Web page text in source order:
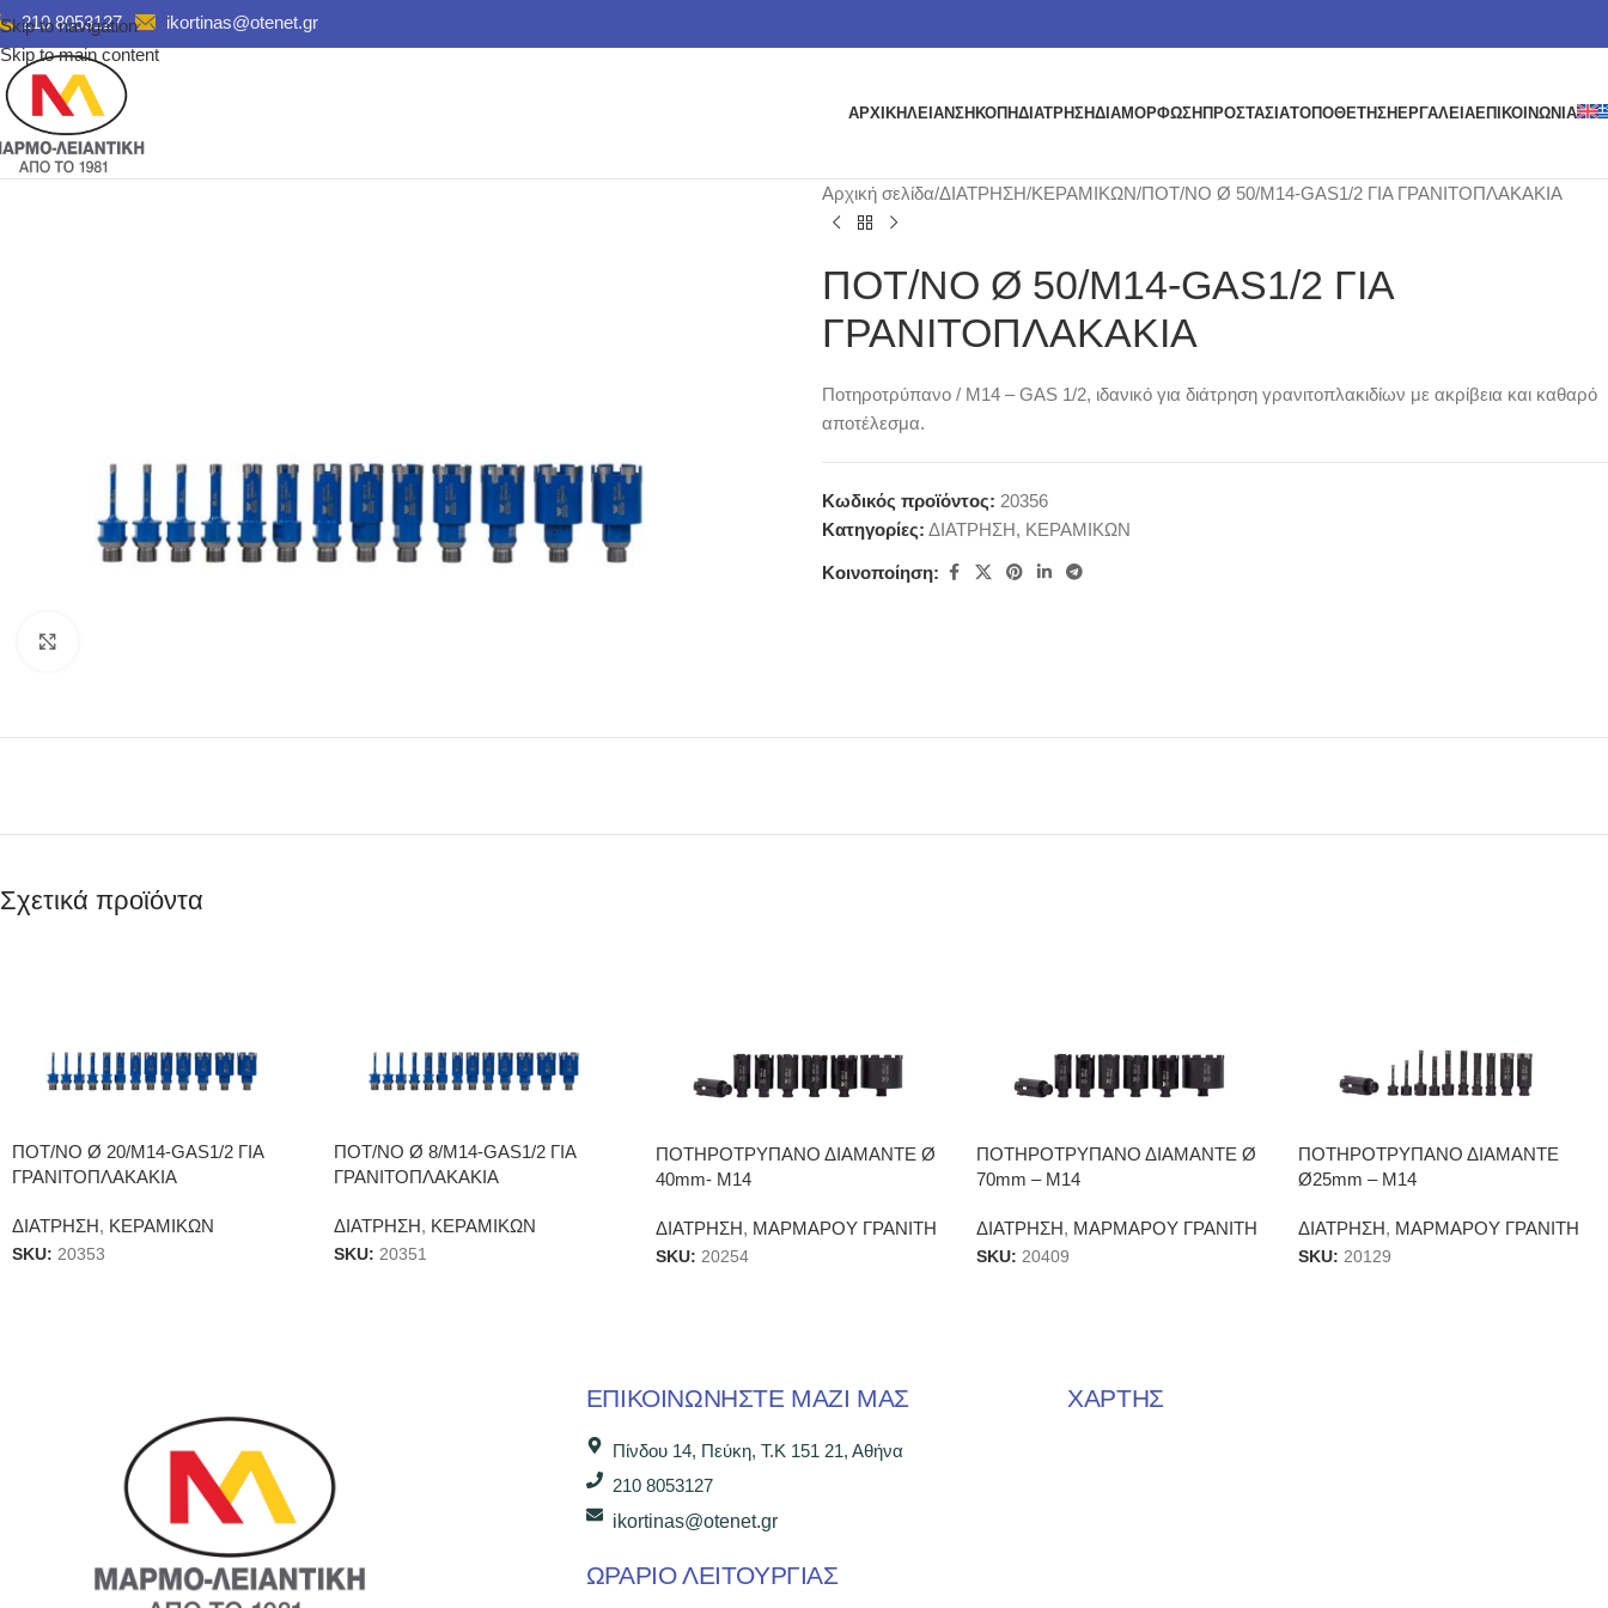
Skip to navigation
Skip to main content
210 8053127 ikortinas@otenet.gr
ΑΡΧΙΚΗΛΕΙΑΝΣΗ ΚΟΠΗΔΙΑΤΡΗΣΗΔΙΑΜΟΡΦΩΣΗ ΠΡΟΣΤΑΣΙΑΤΟΠΟΘΕΤΗΣΗ ΕΡΓΑΛΕΙΑΕΠΙΚΟΙΝΩΝΙΑ
Αρχική σελίδα ΔΙΑΤΡΗΣΗ ΚΕΡΑΜΙΚΩΝ ΠΟΤ/ΝΟ Ø 50/Μ14-GAS1/2 ΓΙΑ ΓΡΑΝΙΤΟΠΛΑΚΑΚΙΑ
ΠΟΤ/ΝΟ Ø 50/Μ14-GAS1/2 ΓΙΑ
ΓΡΑΝΙΤΟΠΛΑΚΑΚΙΑ
Ποτηροτρύπανο / M14 – GAS 1/2, ιδανικό για διάτρηση γρανιτοπλακιδίων με ακρίβεια και καθαρό
αποτέλεσμα.
Κωδικός προϊόντος: 20356
Κατηγορίες: ΔΙΑΤΡΗΣΗ, ΚΕΡΑΜΙΚΩΝ
Κοινοποίηση:
Σχετικά προϊόντα
ΠΟΤ/ΝΟ Ø 20/Μ14-GAS1/2 ΓΙΑ
ΓΡΑΝΙΤΟΠΛΑΚΑΚΙΑ
ΔΙΑΤΡΗΣΗ, ΚΕΡΑΜΙΚΩΝ
SKU: 20353
ΠΟΤ/ΝΟ Ø 8/Μ14-GAS1/2 ΓΙΑ
ΓΡΑΝΙΤΟΠΛΑΚΑΚΙΑ
ΔΙΑΤΡΗΣΗ, ΚΕΡΑΜΙΚΩΝ
SKU: 20351
ΠΟΤΗΡΟΤΡΥΠΑΝΟ ΔΙΑΜΑΝΤΕ Ø
40mm- Μ14
ΔΙΑΤΡΗΣΗ, ΜΑΡΜΑΡΟΥ ΓΡΑΝΙΤΗ
SKU: 20254
ΠΟΤΗΡΟΤΡΥΠΑΝΟ ΔΙΑΜΑΝΤΕ Ø
70mm – Μ14
ΔΙΑΤΡΗΣΗ, ΜΑΡΜΑΡΟΥ ΓΡΑΝΙΤΗ
SKU:20409
ΠΟΤΗΡΟΤΡΥΠΑΝΟ ΔΙΑΜΑΝΤΕ
Ø25mm – Μ14
ΔΙΑΤΡΗΣΗ, ΜΑΡΜΑΡΟΥ ΓΡΑΝΙΤΗ
SKU:20129
ΕΠΙΚΟΙΝΩΝΉΣΤΕ ΜΑΖΊ ΜΑΣ
Πίνδου 14, Πεύκη, Τ.Κ 151 21, Αθήνα
210 8053127
ikortinas@otenet.gr
ΩΡΑΡΙΟ ΛΕΙΤΟΥΡΓΙΑΣ
ΧΑΡΤΗΣ